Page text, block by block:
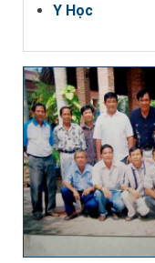
Y Học